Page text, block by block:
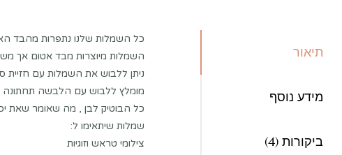
תיאור
מידע נוסף
ביקורות (4)
כל השמלות שלנו נתפרות מהבד
השמלות מיוצרות מבד אטום אך
ניתן ללבוש את השמלות עם חזיית
מומלץ ללבוש עם הלבשה תחתונה
כל הבוטיק לבן , מה שאומר שאת
שמלות שיתאימו ל:
צילומי טראש וזוגיות